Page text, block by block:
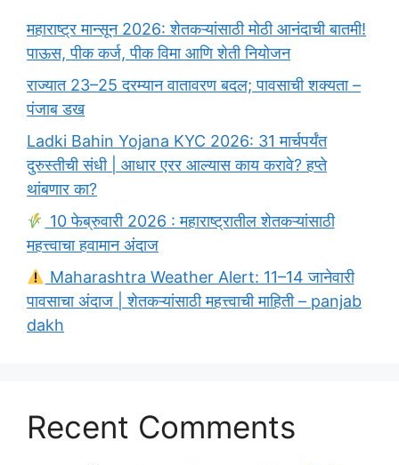
महाराष्ट्र मान्सून 2026: शेतकऱ्यांसाठी मोठी आनंदाची बातमी!
पाऊस, पीक कर्ज, पीक विमा आणि शेती नियोजन
राज्यात 23–25 दरम्यान वातावरण बदल; पावसाची शक्यता –
पंजाब डख
Ladki Bahin Yojana KYC 2026: 31 मार्चपर्यंत
दुरुस्तीची संधी | आधार एरर आल्यास काय करावे? हप्ते
थांबणार का?
10 फेब्रुवारी 2026 : महाराष्ट्रातील शेतकऱ्यांसाठी
महत्त्वाचा हवामान अंदाज
Maharashtra Weather Alert: 11–14 जानेवारी
पावसाचा अंदाज | शेतकऱ्यांसाठी महत्त्वाची माहिती – panjab
dakh
Recent Comments